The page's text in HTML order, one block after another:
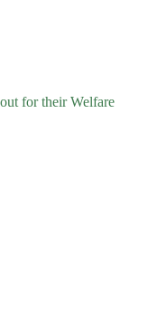
for their Welfare